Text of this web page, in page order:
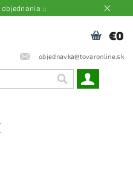
::
objednavka@tovaronline.sk
€0